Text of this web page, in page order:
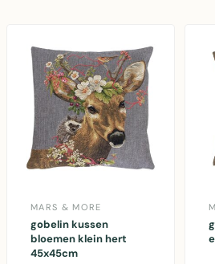
MARS & MORE
gobelin kussen
bloemen klein hert
45x45cm